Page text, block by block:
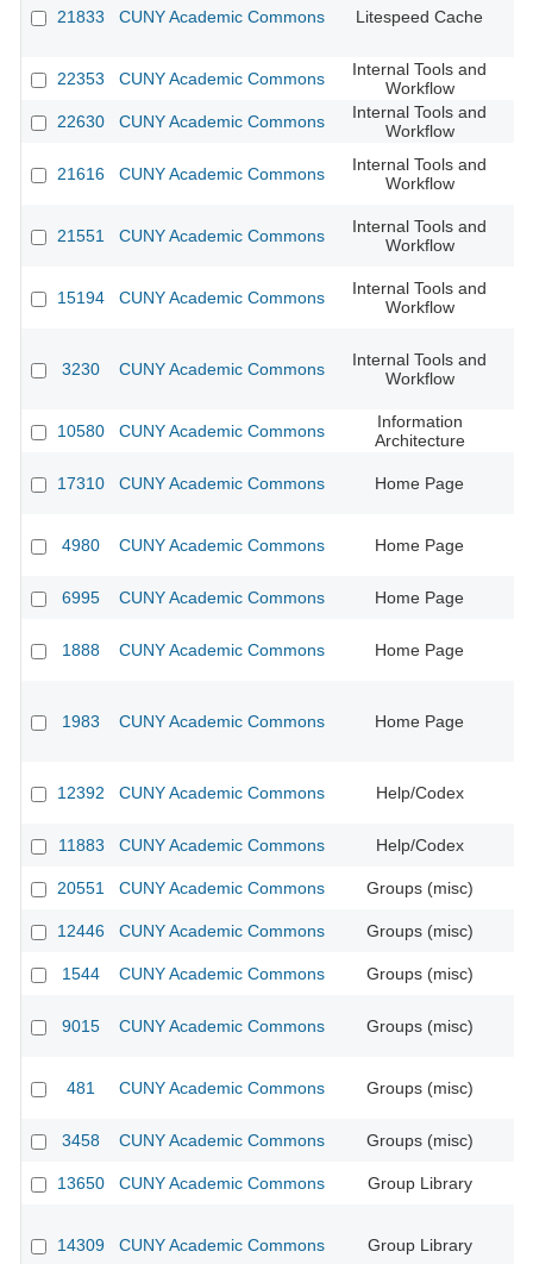
21833 CUNY Academic Commons Litespeed Cache
22353 CUNY Academic Commons
Internal Tools and
Workflow
22630 CUNY Academic Commons
Internal Tools and
Workflow
21616 CUNY Academic Commons
Internal Tools and
Workflow
21551 CUNY Academic Commons
Internal Tools and
Workflow
15194 CUNY Academic Commons
Internal Tools and
Workflow
3230 CUNY Academic Commons
Internal Tools and
Workflow
10580 CUNY Academic Commons
Information
Architecture
17310 CUNY Academic Commons Home Page
4980 CUNY Academic Commons Home Page
6995 CUNY Academic Commons Home Page
1888 CUNY Academic Commons Home Page
1983 CUNY Academic Commons Home Page
12392 CUNY Academic Commons Help/Codex
11883 CUNY Academic Commons Help/Codex
20551 CUNY Academic Commons Groups (misc)
12446 CUNY Academic Commons Groups (misc)
1544 CUNY Academic Commons Groups (misc)
9015 CUNY Academic Commons Groups (misc)
481 CUNY Academic Commons Groups (misc)
3458 CUNY Academic Commons Groups (misc)
13650 CUNY Academic Commons Group Library
14309 CUNY Academic Commons Group Library